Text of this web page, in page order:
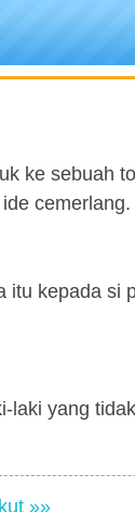
ke sebuah
itu kepada si
laki yang
»»